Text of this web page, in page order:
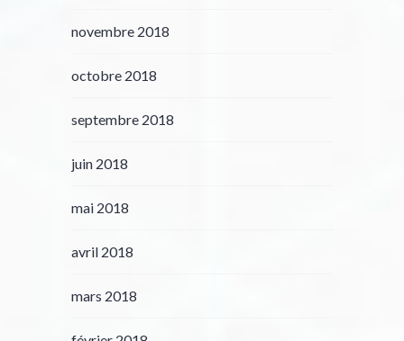
novembre 2018
octobre 2018
septembre 2018
juin 2018
mai 2018
avril 2018
mars 2018